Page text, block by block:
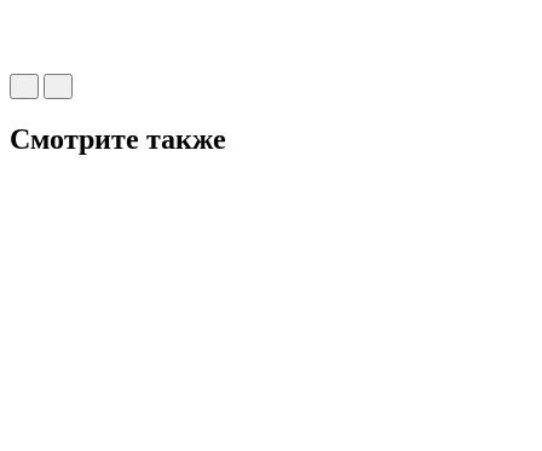
Смотрите также